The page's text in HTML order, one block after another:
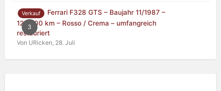
3
Verkauf
Ferrari F328 GTS – Baujahr 11/1987 –
125.000 km – Rosso / Crema – umfangreich
restauriert
Von URicken, 28. Juli